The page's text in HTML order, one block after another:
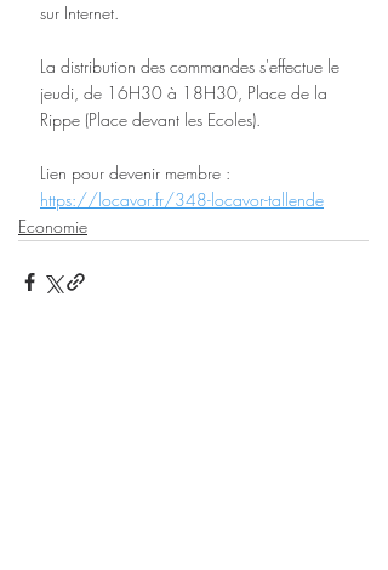
sur Internet.
La distribution des commandes s'effectue le
jeudi, de 16H30 à 18H30, Place de la
Rippe (Place devant les Ecoles).
Lien pour devenir membre :
https://locavor.fr/348-locavor-tallende
Economie